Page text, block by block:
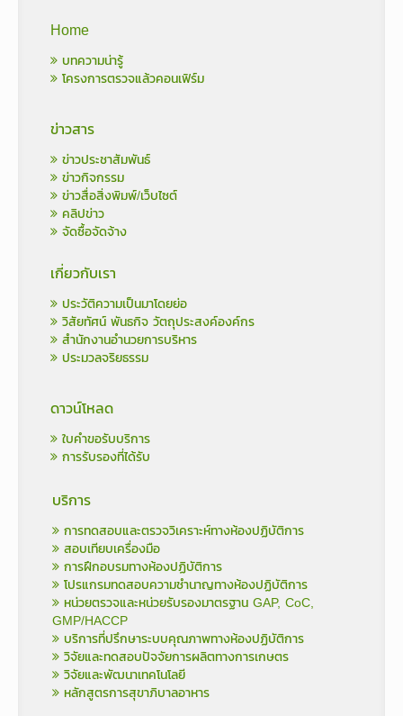
Home
บทความน่ารู้
โครงการตรวจแล้วคอนเฟิร์ม
ข่าวสาร
ข่าวประชาสัมพันธ์
ข่าวกิจกรรม
ข่าวสื่อสิ่งพิมพ์/เว็บไซต์
คลิปข่าว
จัดซื้อจัดจ้าง
เกี่ยวกับเรา
ประวัติความเป็นมาโดยย่อ
วิสัยทัศน์ พันธกิจ วัตถุประสงค์องค์กร
สำนักงานอำนวยการบริหาร
ประมวลจริยธรรม
ดาวน์โหลด
ใบคำขอรับบริการ
การรับรองที่ได้รับ
บริการ
การทดสอบและตรวจวิเคราะห์ทางห้องปฏิบัติการ
สอบเทียบเครื่องมือ
การฝึกอบรมทางห้องปฏิบัติการ
โปรแกรมทดสอบความชำนาญทางห้องปฏิบัติการ
หน่วยตรวจและหน่วยรับรองมาตรฐาน GAP, CoC,
GMP/HACCP
บริการที่ปรึกษาระบบคุณภาพทางห้องปฏิบัติการ
วิจัยและทดสอบปัจจัยการผลิตทางการเกษตร
วิจัยและพัฒนาเทคโนโลยี
หลักสูตรการสุขาภิบาลอาหาร